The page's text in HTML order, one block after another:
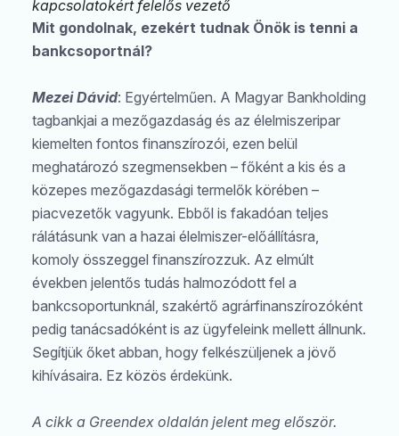
kapcsolatokért felelős vezető
Mit gondolnak, ezekért tudnak Önök is tenni a
bankcsoportnál?
Mezei Dávid: Egyértelműen. A Magyar Bankholding
tagbankjai a mezőgazdaság és az élelmiszeripar
kiemelten fontos finanszírozói, ezen belül
meghatározó szegmensekben – főként a kis és a
közepes mezőgazdasági termelők körében –
piacvezetők vagyunk. Ebből is fakadóan teljes
rálátásunk van a hazai élelmiszer-előállításra,
komoly összeggel finanszírozzuk. Az elmúlt
években jelentős tudás halmozódott fel a
bankcsoportunknál, szakértő agrárfinanszírozóként
pedig tanácsadóként is az ügyfeleink mellett állnunk.
Segítjük őket abban, hogy felkészüljenek a jövő
kihívásaira. Ez közös érdekünk.
A cikk a Greendex oldalán jelent meg először.